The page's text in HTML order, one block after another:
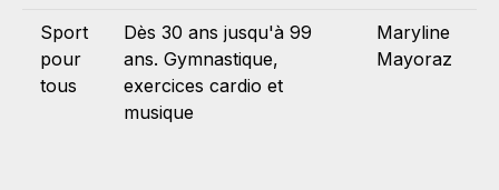
Sport
pour
tous
Dès 30 ans jusqu'à 99
ans. Gymnastique,
exercices cardio et
musique
Maryline
Mayoraz